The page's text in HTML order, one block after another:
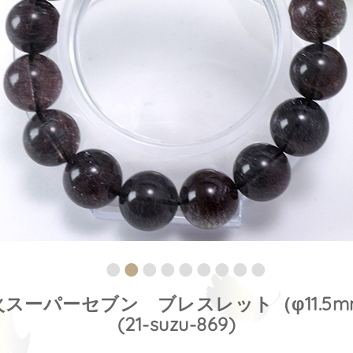
スーパーセブン ブレスレット（
(21-suzu-869)